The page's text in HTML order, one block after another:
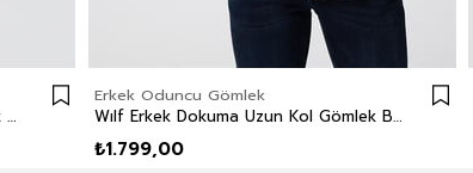
Abel Erkek Dokuma Uzun Kol Gömlek Bordo
Erkek Oduncu Gömlek
Wılf Erkek Dokuma Uzun Kol Gömlek Bordo-Beyaz Ekose
₺1.799,00